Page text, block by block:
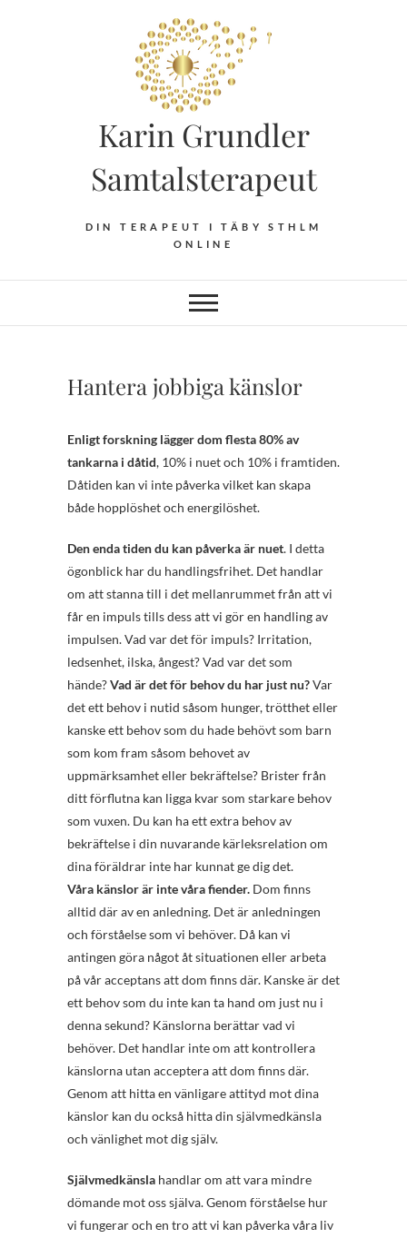
Karin Grundler
Samtalsterapeut
DIN TERAPEUT I TÄBY STHLM
ONLINE
Hantera jobbiga känslor
Enligt forskning lägger dom flesta 80% av
tankarna i dåtid, 10% i nuet och 10% i framtiden.
Dåtiden kan vi inte påverka vilket kan skapa
både hopplöshet och energilöshet.
Den enda tiden du kan påverka är nuet. I detta
ögonblick har du handlingsfrihet. Det handlar
om att stanna till i det mellanrummet från att vi
får en impuls tills dess att vi gör en handling av
impulsen. Vad var det för impuls? Irritation,
ledsenhet, ilska, ångest? Vad var det som
hände?Vad är det för behov du har just nu?Var
det ett behov i nutid såsom hunger, trötthet eller
kanske ett behov som du hade behövt som barn
som kom fram såsom behovet av
uppmärksamhet eller bekräftelse? Brister från
ditt förflutna kan ligga kvar som starkare behov
som vuxen. Du kan ha ett extra behov av
bekräftelse i din nuvarande kärleksrelation om
dina föräldrar inte har kunnat ge dig det.
Våra känslor är inte våra fiender. Dom finns
alltid där av en anledning. Det är anledningen
och förståelse som vi behöver. Då kan vi
antingen göra något åt situationen eller arbeta
på vår acceptans att dom finns där. Kanske är det
ett behov som du inte kan ta hand om just nu i
denna sekund? Känslorna berättar vad vi
behöver. Det handlar inte om att kontrollera
känslorna utan acceptera att dom finns där.
Genom att hitta en vänligare attityd mot dina
känslor kan du också hitta din självmedkänsla
och vänlighet mot dig själv.
Självmedkänsla handlar om att vara mindre
dömande mot oss själva. Genom förståelse hur
vi fungerar och en tro att vi kan påverka våra liv